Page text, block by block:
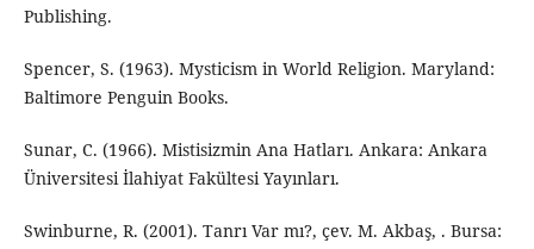
Publishing.
Spencer, S. (1963). Mysticism in World Religion. Maryland:
Baltimore Penguin Books.
Sunar, C. (1966). Mistisizmin Ana Hatları. Ankara: Ankara
Üniversitesi İlahiyat Fakültesi Yayınları.
Swinburne, R. (2001). Tanrı Var mı?, çev. M. Akbaş, . Bursa: